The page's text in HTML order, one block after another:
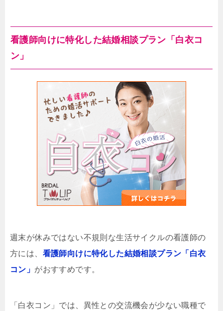
看護師向けに特化した結婚相談プラン「白衣コ
ン」
週末が休みではない不規則な生活サイクルの看護師の
方には、 看護師向けに特化した結婚相談プラン「白衣
コン」 がおすすめです。
「白衣コン」では、異性との交流機会が少ない職種で